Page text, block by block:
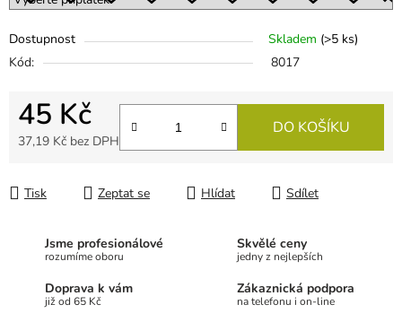
Dostupnost Skladem (>5 ks)
Kód:
8017
45 Kč
37,19 Kč bez DPH
DO KOŠÍKU
Tisk Zeptat se Hlídat Sdílet
Jsme profesionálové
rozumíme oboru
Skvělé ceny
jedny z nejlepších
Doprava k vám
již od 65 Kč
Zákaznická podpora
na telefonu i on-line